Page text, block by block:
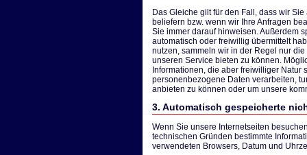
Das Gleiche gilt für den Fall, dass wir
beliefern bzw. wenn wir Ihre Anfragen
Sie immer darauf hinweisen. Außerdem
automatisch oder freiwillig übermittelt
nutzen, sammeln wir in der Regel nur
unseren Service bieten zu können.
Informationen, die aber freiwilliger Natur
personenbezogene Daten verarbeiten,
anbieten zu können oder um unsere
3. Automatisch gespeicherte
Wenn Sie unsere Internetseiten
technischen Gründen bestimmte
verwendeten Browsers, Datum und